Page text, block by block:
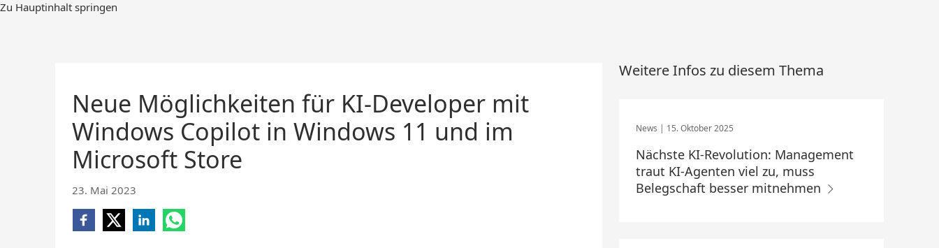
Zum
Zu Hauptinhalt springen
Neue Möglichkeiten für KI-Developer mit
Windows Copilot in Windows 11 und im
Microsoft Store
23. Mai 2023
Share
on
Share
on
Share
on
Share
on
Weitere Infos zu diesem Thema
15. Oktober 2025
Nächste KI-Revolution: Management
traut KI-Agenten viel zu, muss
Belegschaft besser mitnehmen